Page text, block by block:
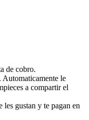
de cobro.
le
a compartir el
les gustan y te pagan en